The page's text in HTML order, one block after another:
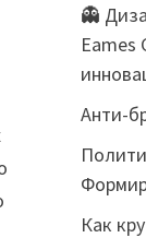
👻
Eames
Анти-
Как